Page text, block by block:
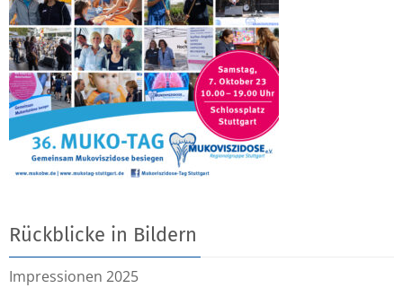
Rückblicke in Bildern
Impressionen 2025